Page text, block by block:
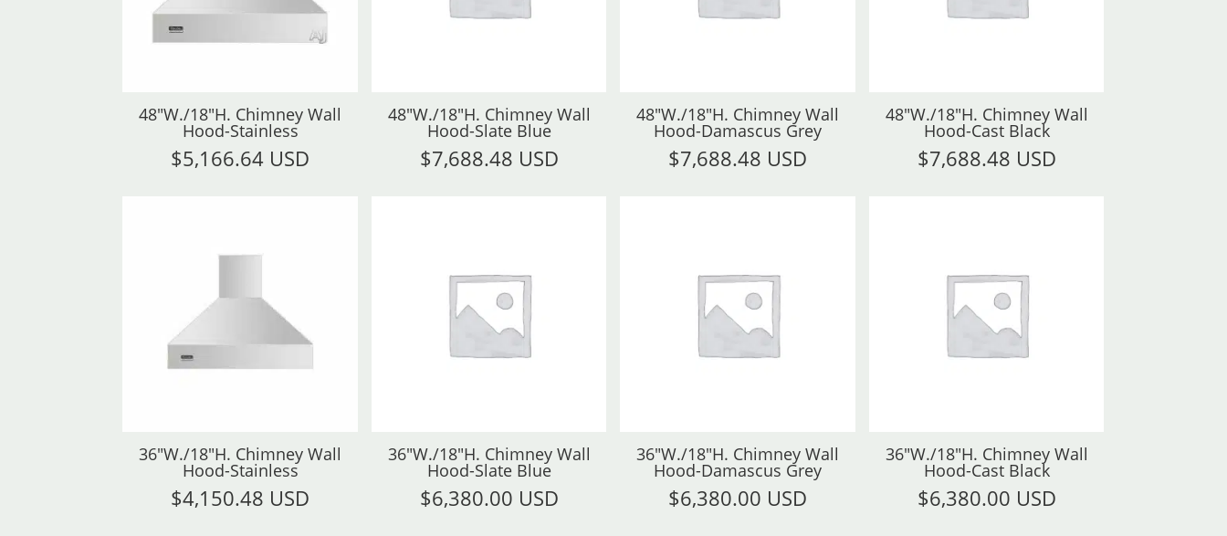
48"W./18"H. Chimney Wall
Hood-Stainless
$5,166.64 USD
48"W./18"H. Chimney Wall
Hood-Slate Blue
$7,688.48 USD
48"W./18"H. Chimney Wall
Hood-Damascus Grey
$7,688.48 USD
48"W./18"H. Chimney Wall
Hood-Cast Black
$7,688.48 USD
36"W./18"H. Chimney Wall
Hood-Stainless
$4,150.48 USD
36"W./18"H. Chimney Wall
Hood-Slate Blue
$6,380.00 USD
36"W./18"H. Chimney Wall
Hood-Damascus Grey
$6,380.00 USD
36"W./18"H. Chimney Wall
Hood-Cast Black
$6,380.00 USD